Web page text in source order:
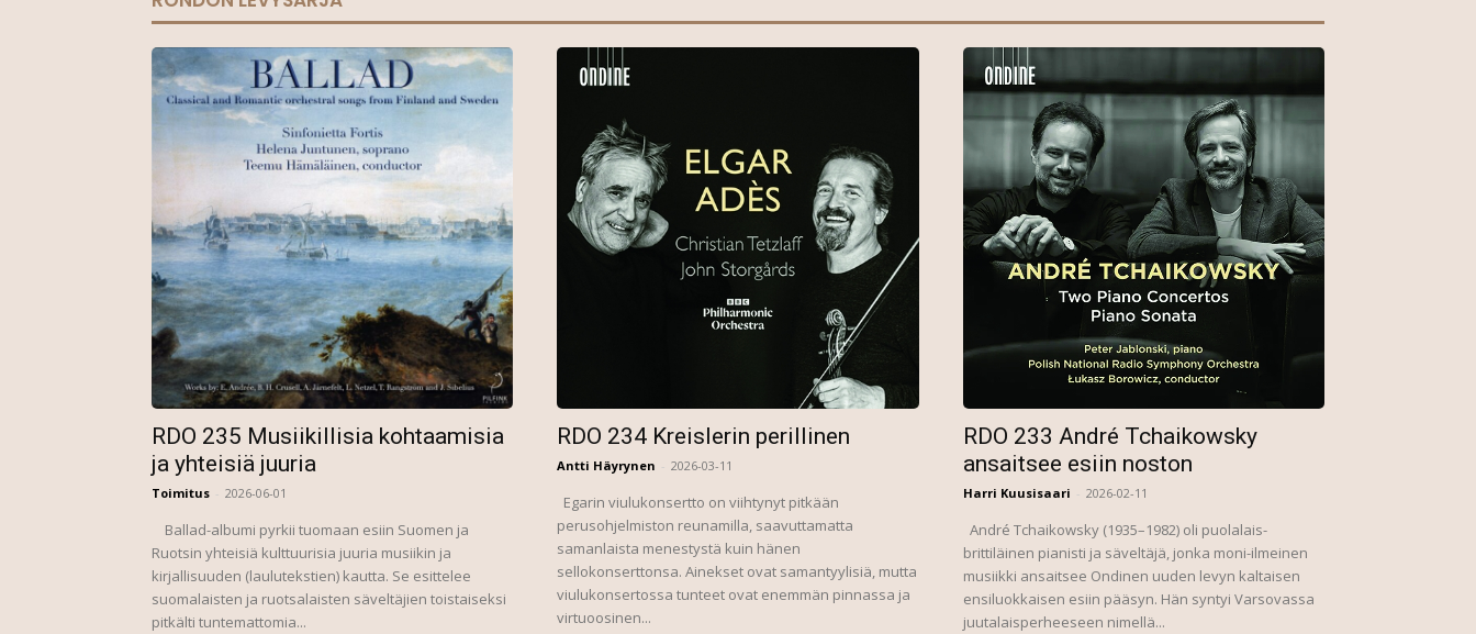
RDO 235 Musiikillisia kohtaamisia
ja yhteisiä juuria
Toimitus - 2026-06-01
Ruotsin yhteisiä kulttuurisia juuria musiikin ja
kirjallisuuden (laulutekstien) kautta. Se esittelee
suomalaisten ja ruotsalaisten säveltäjien toistaiseksi
pitkälti tuntemattomia...
RDO 234 Kreislerin perillinen
Antti Häyrynen - 2026-03-11
perusohjelmiston reunamilla, saavuttamatta
samanlaista menestystä kuin hänen
sellokonserttonsa. Ainekset ovat samantyylisiä, mutta
viulukonsertossa tunteet ovat enemmän pinnassa ja
virtuoosinen...
RDO 233 André Tchaikowsky
ansaitsee esiin noston
Harri Kuusisaari - 2026-02-11
André Tchaikowsky (1935–1982) oli puolalais-
brittiläinen pianisti ja säveltäjä, jonka moni-ilmeinen
musiikki ansaitsee Ondinen uuden levyn kaltaisen
ensiluokkaisen esiin pääsyn. Hän syntyi Varsovassa
juutalaisperheeseen nimellä...